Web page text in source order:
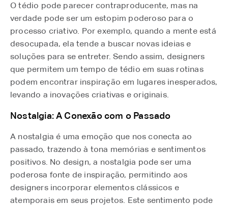
O tédio pode parecer contraproducente, mas na
verdade pode ser um estopim poderoso para o
processo criativo. Por exemplo, quando a mente está
desocupada, ela tende a buscar novas ideias e
soluções para se entreter. Sendo assim, designers
que permitem um tempo de tédio em suas rotinas
podem encontrar inspiração em lugares inesperados,
levando a inovações criativas e originais.
Nostalgia: A Conexão com o Passado
A nostalgia é uma emoção que nos conecta ao
passado, trazendo à tona memórias e sentimentos
positivos. No design, a nostalgia pode ser uma
poderosa fonte de inspiração, permitindo aos
designers incorporar elementos clássicos e
atemporais em seus projetos. Este sentimento pode